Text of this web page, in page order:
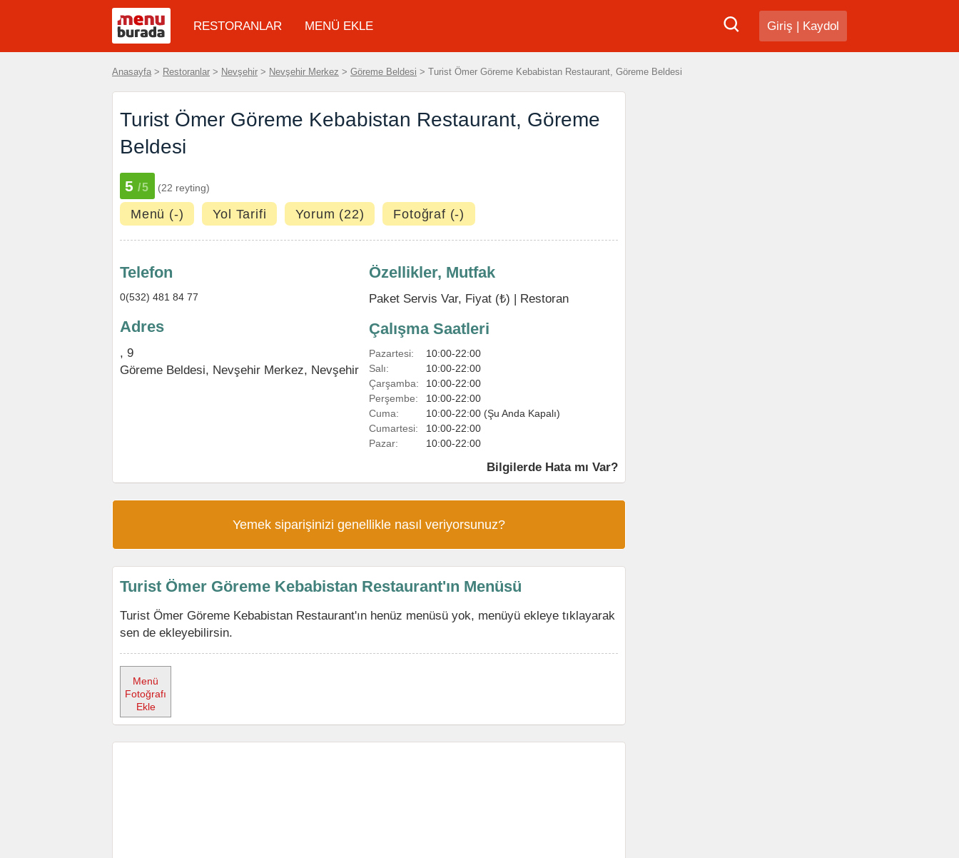
Giriş | Kaydol
RESTORANLAR MENÜ EKLE
Anasayfa > Restoranlar > Nevşehir > Nevşehir Merkez > Göreme Beldesi > Turist Ömer Göreme Kebabistan Restaurant, Göreme Beldesi
Turist Ömer Göreme Kebabistan Restaurant, Göreme
Beldesi
5 /5 (22 reyting)
Menü (-) Yol Tarifi Yorum (22) Fotoğraf (-)
Telefon
0(532) 481 84 77
Adres
, 9
Göreme Beldesi, Nevşehir Merkez, Nevşehir
Özellikler, Mutfak
Paket Servis Var, Fiyat (₺) | Restoran
Çalışma Saatleri
Pazartesi:
10:00-22:00
Salı:
10:00-22:00
Çarşamba:
10:00-22:00
Perşembe:
10:00-22:00
Cuma:
10:00-22:00 (Şu Anda Kapalı)
Cumartesi:
10:00-22:00
Pazar:
10:00-22:00
Bilgilerde Hata mı Var?
Yemek siparişinizi genellikle nasıl veriyorsunuz?
Turist Ömer Göreme Kebabistan Restaurant'ın Menüsü
Turist Ömer Göreme Kebabistan Restaurant'ın henüz menüsü yok, menüyü ekleye tıklayarak
sen de ekleyebilirsin.
Menü
Fotoğrafı
Ekle